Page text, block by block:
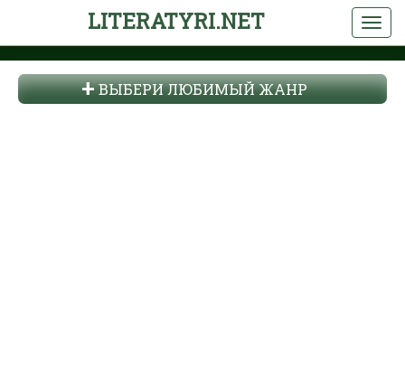
LITERATYRI.NET
ВЫБЕРИ ЛЮБИМЫЙ ЖАНР